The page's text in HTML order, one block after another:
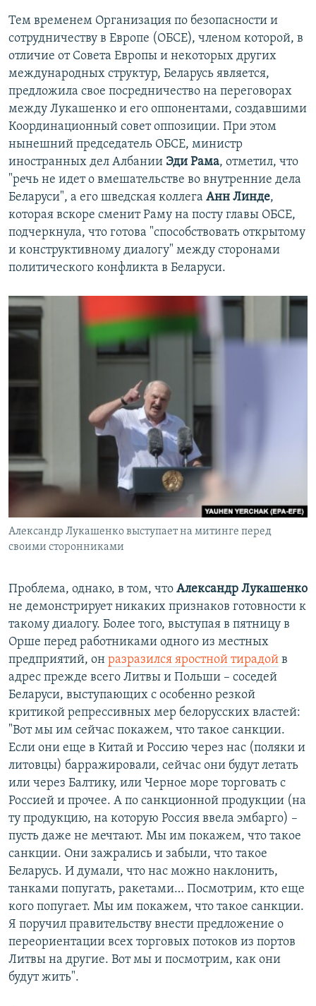
Тем временем Организация по безопасности и
сотрудничеству в Европе (ОБСЕ), членом которой, в
отличие от Совета Европы и некоторых других
международных структур, Беларусь является,
предложила свое посредничество на переговорах
между Лукашенко и его оппонентами, создавшими
Координационный совет оппозиции. При этом
нынешний председатель ОБСЕ, министр
иностранных дел Албании Эди Рама, отметил, что
"речь не идет о вмешательстве во внутренние дела
Беларуси", а его шведская коллега Анн Линде,
которая вскоре сменит Раму на посту главы ОБСЕ,
подчеркнула, что готова "способствовать открытому
и конструктивному диалогу" между сторонами
политического конфликта в Беларуси.
Александр Лукашенко выступает на митинге перед
своими сторонниками
Проблема, однако, в том, что Александр Лукашенко
не демонстрирует никаких признаков готовности к
такому диалогу. Более того, выступая в пятницу в
Орше перед работниками одного из местных
предприятий, он разразился яростной тирадой в
адрес прежде всего Литвы и Польши – соседей
Беларуси, выступающих с особенно резкой
критикой репрессивных мер белорусских властей:
"Вот мы им сейчас покажем, что такое санкции.
Если они еще в Китай и Россию через нас (поляки и
литовцы) барражировали, сейчас они будут летать
или через Балтику, или Черное море торговать с
Россией и прочее. А по санкционной продукции (на
ту продукцию, на которую Россия ввела эмбарго) –
пусть даже не мечтают. Мы им покажем, что такое
санкции. Они зажрались и забыли, что такое
Беларусь. И думали, что нас можно наклонить,
танками попугать, ракетами… Посмотрим, кто еще
кого попугает. Мы им покажем, что такое санкции.
Я поручил правительству внести предложение о
переориентации всех торговых потоков из портов
Литвы на другие. Вот мы и посмотрим, как они
будут жить".